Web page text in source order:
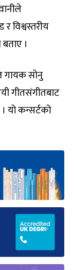
र विश्वस्तरीय
।
गायक सोनु
गीतसंगीतबाट
यो कन्सर्टको